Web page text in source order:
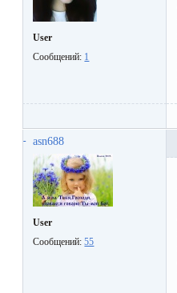
или
User
Сообщений: 1
asn688
User
Сообщений:55